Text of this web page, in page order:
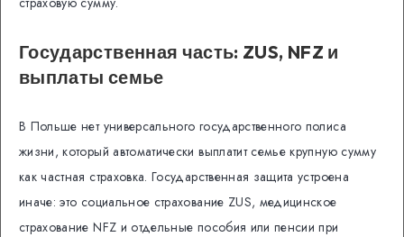
Государственная часть: ZUS, NFZ и
выплаты семье
В Польше нет универсального государственного полиса
жизни, который автоматически выплатит семье крупную сумму
как частная страховка. Государственная защита устроена
иначе: это социальное страхование ZUS, медицинское
страхование NFZ и отдельные пособия или пенсии при